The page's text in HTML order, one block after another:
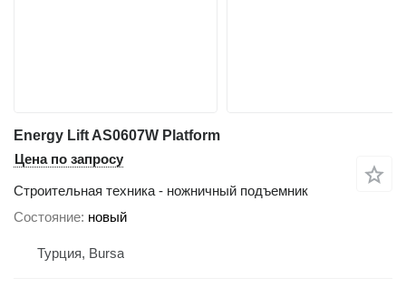
Energy Lift AS0607W Platform
Цена по запросу
Строительная техника - ножничный подъемник
Состояние новый
Турция, Bursa